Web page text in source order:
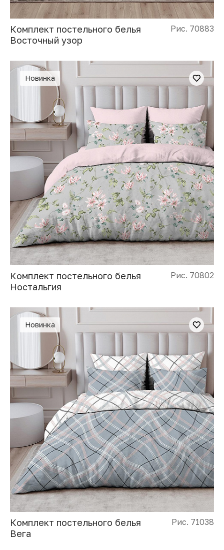
Комплект постельного белья
Восточный узор
Рис. 70883
Новинка
Комплект постельного белья
Ностальгия
Рис. 70802
Новинка
Комплект постельного белья
Вега
Рис. 71038